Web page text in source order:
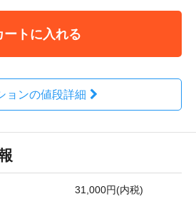
ートに入れる
ョンの値段詳細
31,000円(内税)